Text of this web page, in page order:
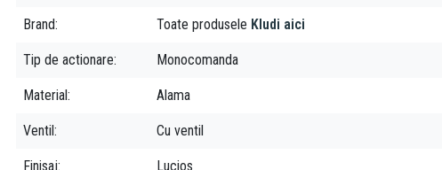
Brand Toate produsele Kludi aici
Tip de actionare Monocomanda
Material Alama
Ventil Cu ventil
Finisaj Lucios